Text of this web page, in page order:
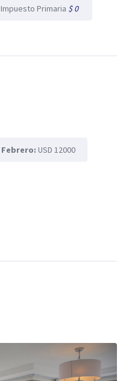
Impuesto Primaria $ 0
Febrero: USD 12000